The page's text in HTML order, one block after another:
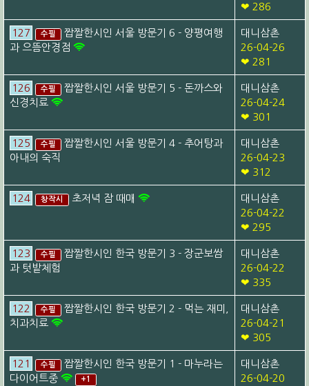
❤ 286
127 수필
짭짤한시인 서울 방문기 6 - 양평여행
과 으뜸안경점
대니삼촌
26-04-26
❤ 281
126 수필
짭짤한시인 서울 방문기 5 - 돈까스와
신경치료
대니삼촌
26-04-24
❤ 301
125 수필
짭짤한시인 서울 방문기 4 - 추어탕과
아내의 숙직
대니삼촌
26-04-23
❤ 312
124 창작시 초저녁 잠 때매
대니삼촌
26-04-22
❤ 295
123 수필
짭짤한시인 한국 방문기 3 - 장군보쌈
과 텃밭체험
대니삼촌
26-04-22
❤ 335
122 수필
짭짤한시인 한국 방문기 2 - 먹는 재미,
치과치료
대니삼촌
26-04-21
❤ 305
121 수필
짭짤한시인 한국 방문기 1 - 마누라는
다이어트중
+1
대니삼촌
26-04-20